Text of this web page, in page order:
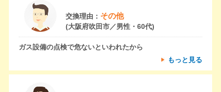
交換理由： その他
(大阪府吹田市／男性・60代)
ガス設備の点検で危ないといわれたから
もっと見る